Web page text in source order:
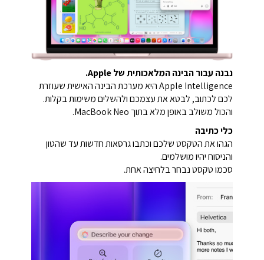
נבנה עבור הבינה המלאכותית של Apple.
Apple Intelligence היא מערכת הבינה האישית שעוזרת
לכם לכתוב, לבטא את עצמכם ולהשלים משימות בקלות.
והכול משולב באופן מלא בתוך MacBook Neo.
כלי כתיבה
הגהו את הטקסט שלכם וכתבו גרסאות חדשות עד שהטון
והניסוח יהיו מושלמים.
סכמו טקסט נבחר בלחיצה אחת.